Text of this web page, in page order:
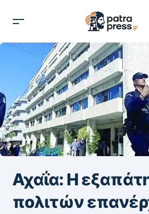
Αχαΐα: Η
πολιτών